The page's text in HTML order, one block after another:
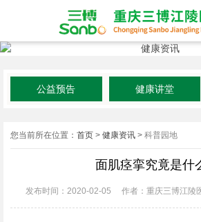
公益预告 健康讲堂
您当前所在位置： 首页 > 健康资讯 > 科普园地
面肌痉挛究竟是什
发布时间：2020-02-05 作者：重庆三博江陵